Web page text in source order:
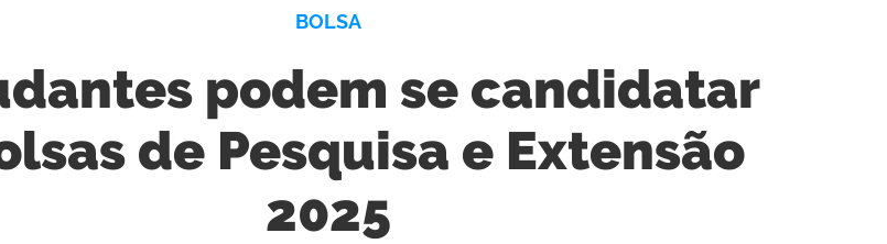
BOLSA
podem se candidatar
de Pesquisa e Extensão
2025